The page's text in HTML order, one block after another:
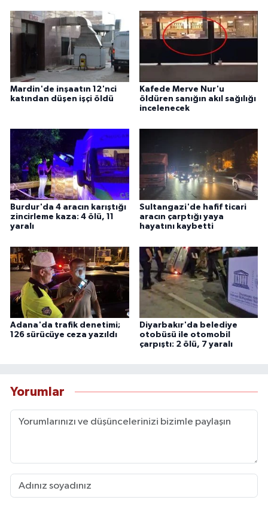
Mardin'de inşaatın 12'nci
katından düşen işçi öldü
Kafede Merve Nur'u
öldüren sanığın akıl sağılığı
incelenecek
Burdur'da 4 aracın karıştığı
zincirleme kaza: 4 ölü, 11
yaralı
Sultangazi'de hafif ticari
aracın çarptığı yaya
hayatını kaybetti
Adana'da trafik denetimi;
126 sürücüye ceza yazıldı
Diyarbakır'da belediye
otobüsü ile otomobil
çarpıştı: 2 ölü, 7 yaralı
Yorumlar